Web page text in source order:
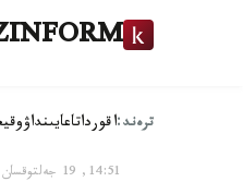
ترەند:اقورداتاعايىنداۋ
14:51, 19 جەلتوقسان 2016